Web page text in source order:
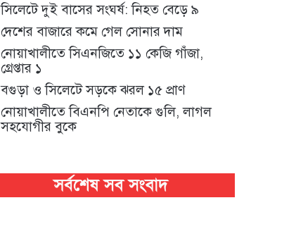
সিলেটে দুই বাসের সংঘর্ষ: নিহত বেড়ে ৯
দেশের বাজারে কমে গেল সোনার দাম
নোয়াখালীতে সিএনজিতে ১১ কেজি গাঁজা,
গ্রেপ্তার ১
বগুড়া ও সিলেটে সড়কে ঝরল ১৫ প্রাণ
নোয়াখালীতে বিএনপি নেতাকে গুলি, লাগল
সহযোগীর বুকে